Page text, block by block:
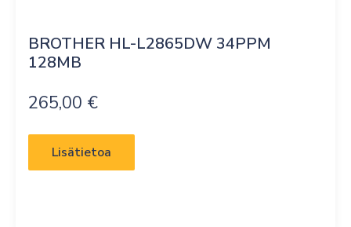
BROTHER HL-L2865DW 34PPM
128MB
265,00 €
Lisätietoa